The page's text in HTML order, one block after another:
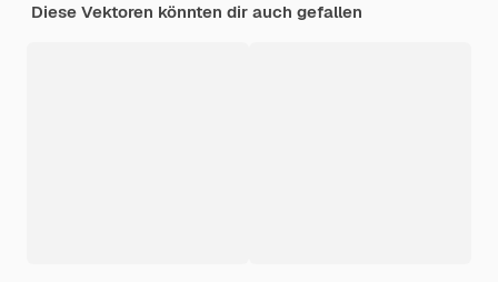
Diese Vektoren könnten dir auch gefallen